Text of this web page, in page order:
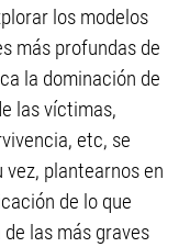
los modelos
más profundas de
la dominación de
las víctimas,
etc, se
plantearnos en
de lo que
las más graves